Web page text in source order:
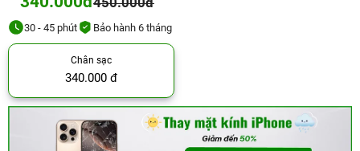
30 - 45 phút Bảo hành 6 tháng
Chân sạc
340.000 đ